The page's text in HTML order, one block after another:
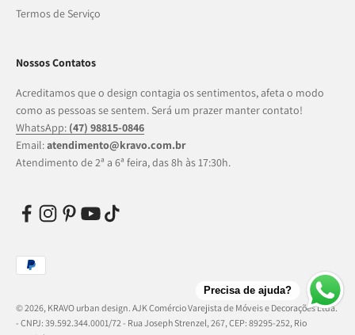
Termos de Serviço
Nossos Contatos
Acreditamos que o design contagia os sentimentos, afeta o modo
como as pessoas se sentem. Será um prazer manter contato!
WhatsApp: (47) 98815-0846
Email:atendimento@kravo.com.br
Atendimento de 2ª a 6ª feira, das 8h às 17:30h.
© 2026, KRAVO urban design. AJK Comércio Varejista de Móveis e Decorações Ltda.
- CNPJ: 39.592.344.0001/72 - Rua Joseph Strenzel, 267, CEP: 89295-252, Rio
Precisa de ajuda?